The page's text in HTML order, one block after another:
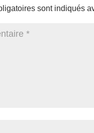
sont indiqués